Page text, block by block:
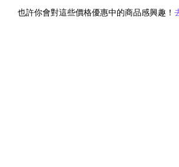
也許你會對這些價格優惠中的商品感興趣！